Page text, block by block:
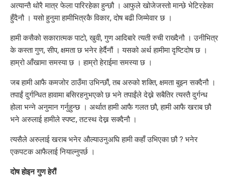
अत्यान्तै थोरै मात्र फेला पारिरहेका हुन्छौ । आफुले खोजेजस्तो मान्छे भेटिरहेका
हुँदैनौ । यसो हुनुमा हामीभित्रकै विकार, दोष बढी जिम्मेवार छ ।
हामी कसैको सकारात्मक पाटो, खुवी, गुण आदिबारे त्यती रुची राख्दैनौ । उनीभित्र
के कस्ता गुण, सीप, क्षमता छ भनेर हेर्दैनौं । यसको अर्थ हामीमा दृष्टिदोष छ ।
हाम्रो आँखामा समस्या छ । हाम्रो हेराईमा समस्या छ ।
जब हामी आफै कमजोर ठाउँमा उभिन्छौं, तब अरुको शक्ति, क्षमता बुझ्न सक्दैनौ ।
तपाईं दुर्गन्धित हावामा बसिरहनुभएको छ भने तपाईंले देख्ने सबैतिर त्यस्तै दुर्गन्ध
होला भन्ने अनुमान गर्नुहुन्छ । अर्थात हामी आफै गलत छौ, हामी आफै खराब छौ
भने अरुलाई हामीले स्पष्ट, तटस्थ देख्न सक्दैनौ ।
त्यसैले अरुलाई खराब भनेर औल्याउनुअघि हामी कहाँ उभिएका छौ ? भनेर
एकपटक आफैलाई नियाल्नुपर्छ ।
दोष होइन गुण हेरौं